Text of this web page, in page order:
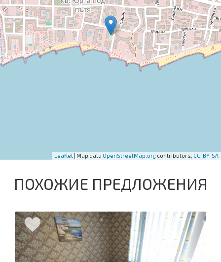
Leaflet | Map data OpenStreetMap.org contributors, CC-BY-SA
ПОХОЖИЕ ПРЕДЛОЖЕНИЯ